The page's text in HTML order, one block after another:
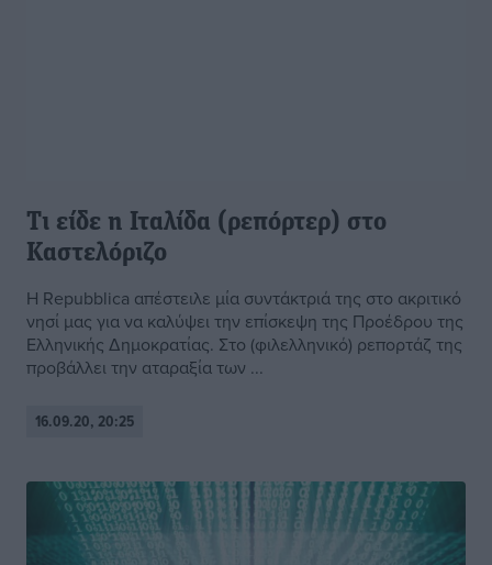
Τι είδε η Ιταλίδα (ρεπόρτερ) στο
Καστελόριζο
Η Repubblica απέστειλε μία συντάκτριά της στο ακριτικό
νησί μας για να καλύψει την επίσκεψη της Προέδρου της
Ελληνικής Δημοκρατίας. Στο (φιλελληνικό) ρεπορτάζ της
προβάλλει την αταραξία των ...
16.09.20, 20:25